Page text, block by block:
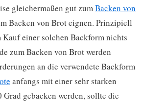
gleichermaßen gut zumBacken von
Backen von Brot eignen. Prinzipiell
Kauf einer solchen Backform nichts
zum Backen von Brot werden
an die verwendete Backform
anfangs mit einer sehr starken
gebacken werden, sollte die